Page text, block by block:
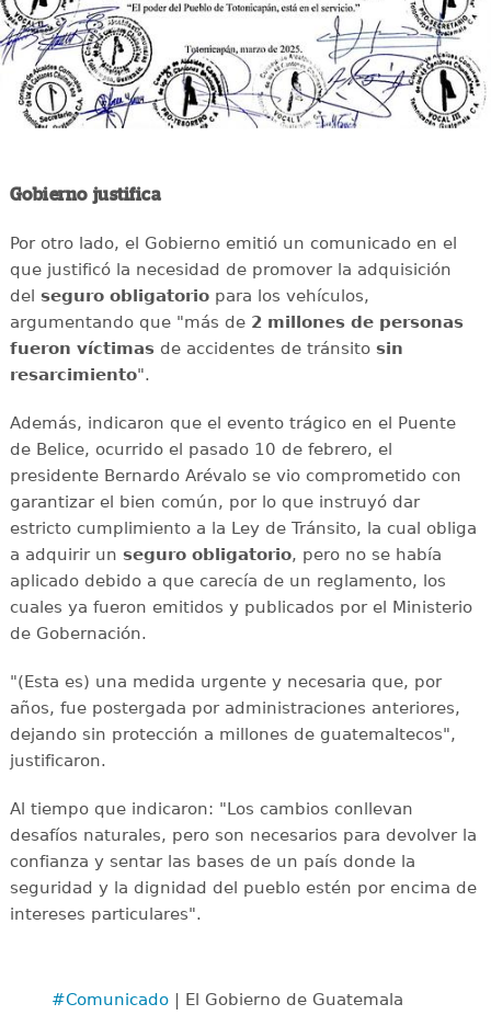
Gobierno justifica
Por otro lado, el Gobierno emitió un comunicado en el
que justificó la necesidad de promover la adquisición
del seguro obligatoriopara los vehículos,
argumentando que "más de 2 millones de personas
fueron víctimasde accidentes de tránsito sin
resarcimiento".
Además, indicaron que el evento trágico en el Puente
de Belice, ocurrido el pasado 10 de febrero, el
presidente Bernardo Arévalo se vio comprometido con
garantizar el bien común, por lo que instruyó dar
estricto cumplimiento a la Ley de Tránsito, la cual obliga
a adquirir un seguro obligatorio, pero no se había
aplicado debido a que carecía de un reglamento, los
cuales ya fueron emitidos y publicados por el Ministerio
de Gobernación.
"(Esta es) una medida urgente y necesaria que, por
años, fue postergada por administraciones anteriores,
dejando sin protección a millones de guatemaltecos",
justificaron.
Al tiempo que indicaron: "Los cambios conllevan
desafíos naturales, pero son necesarios para devolver la
confianza y sentar las bases de un país donde la
seguridad y la dignidad del pueblo estén por encima de
intereses particulares".
#Comunicado | El Gobierno de Guatemala